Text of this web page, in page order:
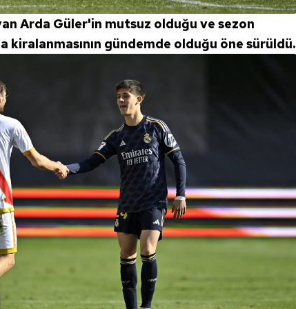
Arda Güler'in mutsuz olduğu ve sezon
kiralanmasının gündemde olduğu öne sürüldü.